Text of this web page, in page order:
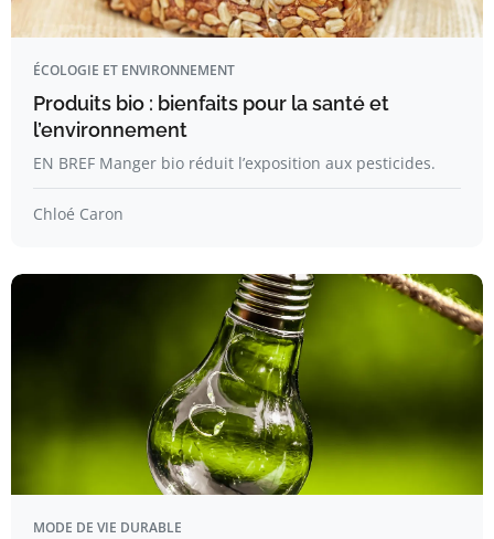
ÉCOLOGIE ET ENVIRONNEMENT
Produits bio : bienfaits pour la santé et
l’environnement
EN BREF Manger bio réduit l’exposition aux pesticides.
Chloé Caron
MODE DE VIE DURABLE